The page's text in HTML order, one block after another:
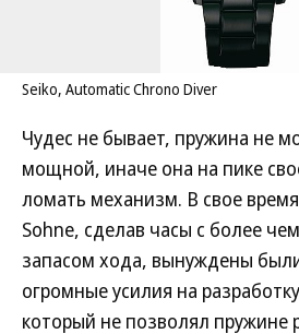
Seiko, Automatic Chrono Diver
Чудес не бывает, пружина не
мощной, иначе она на пике
ломать механизм. В свое
Sohne, сделав часы с более
запасом хода, вынуждены
огромные усилия на
который не позволял пружине